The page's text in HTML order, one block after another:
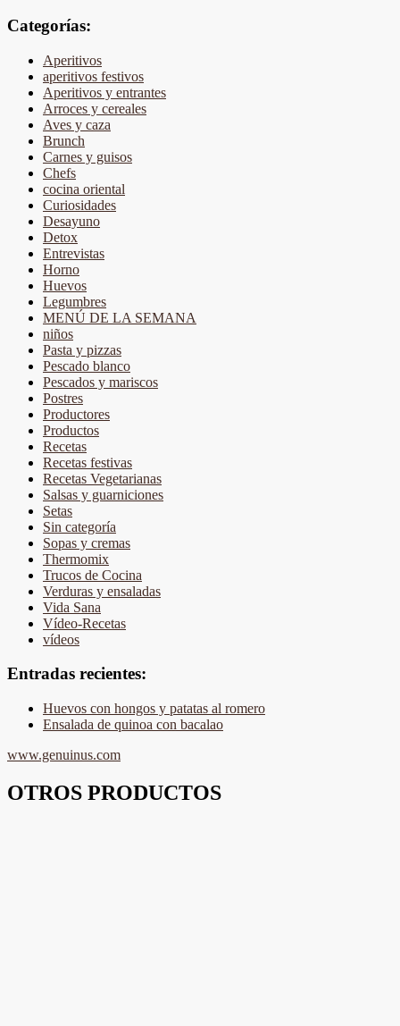
Categorías:
Aperitivos
aperitivos festivos
Aperitivos y entrantes
Arroces y cereales
Aves y caza
Brunch
Carnes y guisos
Chefs
cocina oriental
Curiosidades
Desayuno
Detox
Entrevistas
Horno
Huevos
Legumbres
MENÚ DE LA SEMANA
niños
Pasta y pizzas
Pescado blanco
Pescados y mariscos
Postres
Productores
Productos
Recetas
Recetas festivas
Recetas Vegetarianas
Salsas y guarniciones
Setas
Sin categoría
Sopas y cremas
Thermomix
Trucos de Cocina
Verduras y ensaladas
Vida Sana
Vídeo-Recetas
vídeos
Entradas recientes:
Huevos con hongos y patatas al romero
Ensalada de quinoa con bacalao
www.genuinus.com
OTROS PRODUCTOS